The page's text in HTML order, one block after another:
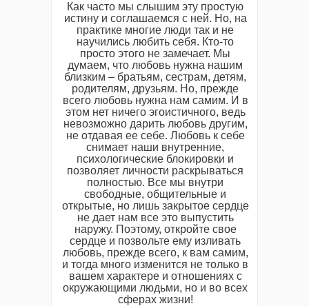
Как часто мы слышим эту простую
истину и соглашаемся с ней. Но, на
практике многие люди так и не
научились любить себя. Кто-то
просто этого не замечает. Мы
думаем, что любовь нужна нашим
близким – братьям, сестрам, детям,
родителям, друзьям. Но, прежде
всего любовь нужна нам самим. И в
этом нет ничего эгоистичного, ведь
невозможно дарить любовь другим,
не отдавая ее себе. Любовь к себе
снимает наши внутренние,
психологические блокировки и
позволяет личности раскрываться
полностью. Все мы внутри
свободные, общительные и
открытые, но лишь закрытое сердце
не дает нам все это выпустить
наружу. Поэтому, откройте свое
сердце и позвольте ему изливать
любовь, прежде всего, к вам самим,
и тогда много изменится не только в
вашем характере и отношениях с
окружающими людьми, но и во всех
сферах жизни!